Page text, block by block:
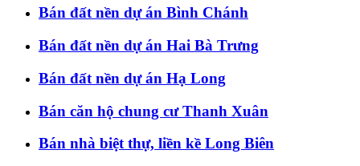
Bán đất nền dự án Bình Chánh
Bán đất nền dự án Hai Bà Trưng
Bán đất nền dự án Hạ Long
Bán căn hộ chung cư Thanh Xuân
Bán nhà biệt thự, liền kề Long Biên